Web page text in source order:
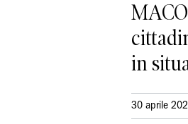
in
30 aprile